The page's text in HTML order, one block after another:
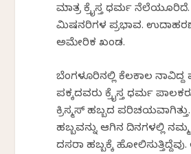
ಮಾತ್ರ ಕ್ರೈಸ್ತ ಧರ್ಮ
ಮಿಷನರಿಗಳ ಪ್ರಭಾವ.
ಅಮೇರಿಕ ಖಂಡ.
ಬೆಂಗಳೂರಿನಲ್ಲಿ ಕೆಲಕಾಲ
ಪಕ್ಕದವರು ಕ್ರೈಸ್ತ ಧರ್ಮ
ಕ್ರಿಸ್ಮಸ್ ಹಬ್ಬದ
ಹಬ್ಬವನ್ನು ಆಗಿನ ದಿನಗಳಲ್ಲಿ
ದಸರಾ ಹಬ್ಬಕ್ಕೆ